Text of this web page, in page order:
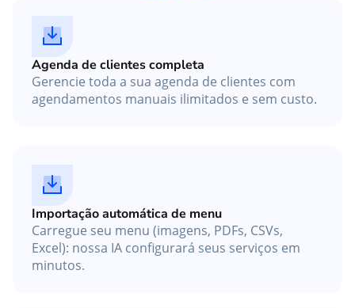
Agenda de clientes completa
Gerencie toda a sua agenda de clientes com
agendamentos manuais ilimitados e sem custo.
Importação automática de menu
Carregue seu menu (imagens, PDFs, CSVs,
Excel): nossa IA configurará seus serviços em
minutos.